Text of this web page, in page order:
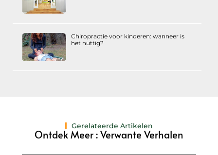
Chiropractie voor kinderen: wanneer is
het nuttig?
Gerelateerde Artikelen
Ontdek Meer : Verwante Verhalen